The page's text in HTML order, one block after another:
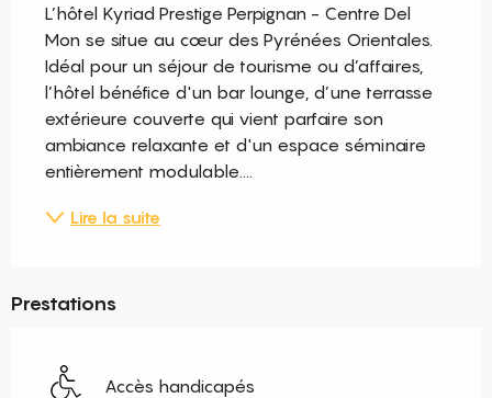
L’hôtel Kyriad Prestige Perpignan - Centre Del
Mon se situe au cœur des Pyrénées Orientales.
Idéal pour un séjour de tourisme ou d’affaires,
l’hôtel bénéfice d'un bar lounge, d’une terrasse
extérieure couverte qui vient parfaire son
ambiance relaxante et d'un espace séminaire
entièrement modulable....
Lire la suite
Prestations
Accès handicapés